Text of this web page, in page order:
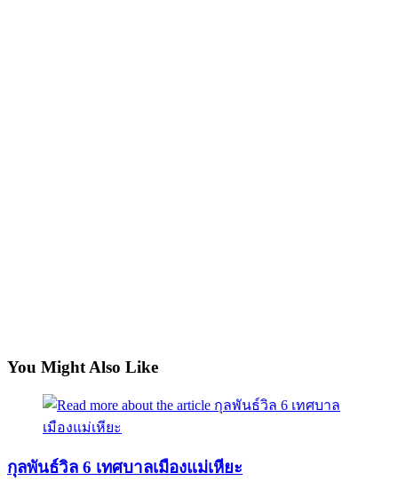
You Might Also Like
กุลพันธ์วิล 6 เทศบาลเมืองแม่เหียะ